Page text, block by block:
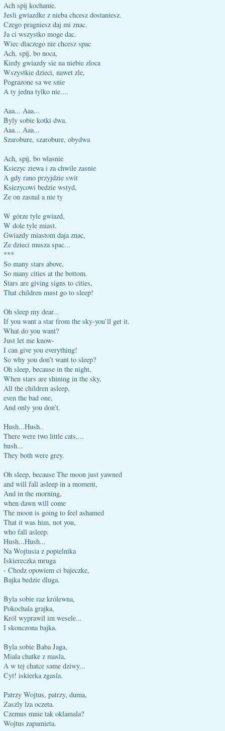
Ach spij kochanie.
Jesli gwiazdke z nieba chcesz dostaniesz.
Czego pragniesz daj mi znac.
Ja ci wszystko moge dac.
Wiec dlaczego nie chcesz spac
Ach, spij, bo noca,
Kiedy gwiazdy sie na niebie zloca
Wszystkie dzieci, nawet zle,
Pograzone sa we snie
A ty jedna tylko nie....
Aaa... Aaa...
Byly sobie kotki dwa.
Aaa... Aaa...
Szarobure, szarobure, obydwa
Ach, spij, bo wlasnie
Ksiezyc ziewa i za chwile zasnie
A gdy rano przyjdzie swit
Ksiezycowi bedzie wstyd,
Ze on zasnal a nie ty
W górze tyle gwiazd,
W dole tyle miast.
Gwiazdy miastom daja znac,
Ze dzieci musza spac...
***
So many stars above,
So many cities at the bottom.
Stars are giving signs to cities,
That children must go to sleep!
Oh sleep my dear...
If you want a star from the sky-you’ll get it.
What do you want?
Just let me know-
I can give you everything!
So why you don’t want to sleep?
Oh sleep, because in the night,
When stars are shining in the sky,
All the children asleep,
even the bad one,
And only you don’t.
Hush...Hush..
There were two little cats,...
hush...
They both were grey.
Oh sleep, because The moon just yawned
and will fall asleep in a moment,
And in the morning,
when dawn will come
The moon is going to feel ashamed
That it was him, not you,
who fall asleep.
Hush...Hush...
Na Wojtusia z popielnika
Iskiereczka mruga
- Chodz opowiem ci bajeczke,
Bajka bedzie dluga.
Byla sobie raz królewna,
Pokochala grajka,
Król wyprawil im wesele...
I skonczona bajka.
Byla sobie Baba Jaga,
Miala chatke z masla,
A w tej chatce same dziwy...
Cyt! iskierka zgasla.
Patrzy Wojtus, patrzy, duma,
Zaszly lza oczeta.
Czemus mnie tak oklamala?
Wojtus zapamieta.